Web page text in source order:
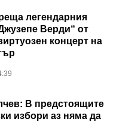
легендарния
Верди“ от
концерт на
В предстоящите
избори аз няма да